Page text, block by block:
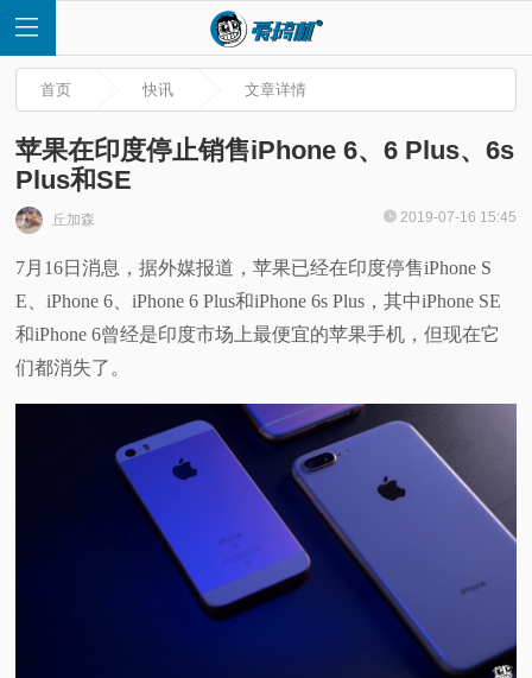
首
页
快
首页 快讯 文章详情
苹果在印度停止销售iPhone 6、6 Plus、6s
Plus和SE
丘加森 2019-07-16 15:45
7月16日消息，据外媒报道，苹果已经在印度停售iPhone S
E、iPhone 6、iPhone 6 Plus和iPhone 6s Plus，其中iPhone SE
和iPhone 6曾经是印度市场上最便宜的苹果手机，但现在它
们都消失了。